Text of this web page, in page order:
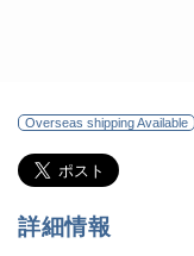
Overseas shipping Available
詳細情報